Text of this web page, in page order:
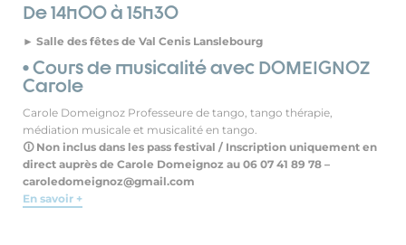
De 14h00 à 15h30
► Salle des fêtes de Val Cenis Lanslebourg
• Cours de musicalité avec DOMEIGNOZ
Carole
Carole Domeignoz Professeure de tango, tango thérapie,
médiation musicale et musicalité en tango.
🛈 Non inclus dans les pass festival / Inscription uniquement en
direct auprès de Carole Domeignoz au 06 07 41 89 78 –
caroledomeignoz@gmail.com
En savoir +